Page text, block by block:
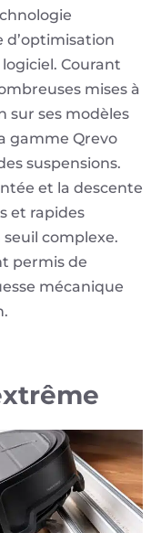
Courant
mises à
sur ses modèles
gamme Qrevo
suspensions.
et la descente
et rapides
complexe.
permis de
mécanique